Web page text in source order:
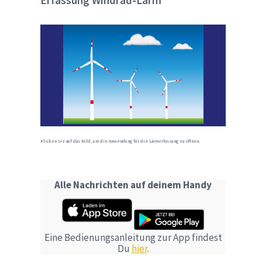
Klicken Sie auf das Bild, um die Anwendung für die Lärmerfassung zu öffnen.
Alle Nachrichten auf deinem Handy
Eine Bedienungsanleitung zur App findest
Du hier.